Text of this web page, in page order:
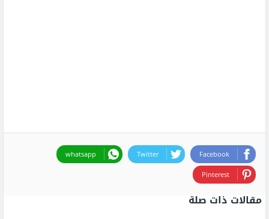
Facebook
Twitter
whatsapp
Pinterest
مقالات ذات صلة